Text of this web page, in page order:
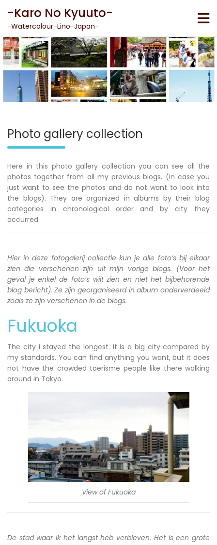
content
-Karo No Kyuuto-
-Watercolour-Lino-Japan-
Photo gallery collection
Here in this photo gallery collection you can see all the
photos together from all my previous blogs. (in case you
just want to see the photos and do not want to look into
the blogs). They are organized in albums by their blog
categories in chronological order and by city they
occurred.
Hier in deze fotogalerij collectie kun je alle foto’s bij elkaar
zien die verschenen zijn uit mijn vorige blogs. (Voor het
geval je enkel de foto’s wilt zien en niet het bijbehorende
blog bericht). Ze zijn georganiseerd in album onderverdeeld
zoals ze zijn verschenen in de blogs.
Fukuoka
The city I stayed the longest. It is a big city compared by
my standards. You can find anything you want, but it does
not have the crowded toerisme people like there walking
around in Tokyo.
View of Fukuoka
De stad waar ik het langst heb verbleven. Het is een grote